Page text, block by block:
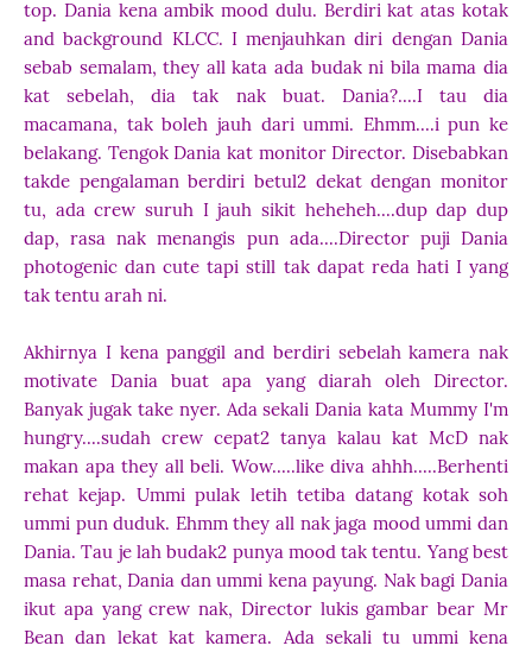
top. Dania kena ambik mood dulu. Berdiri kat atas kotak
and background KLCC. I menjauhkan diri dengan Dania
sebab semalam, they all kata ada budak ni bila mama dia
kat sebelah, dia tak nak buat. Dania?....I tau dia
macamana, tak boleh jauh dari ummi. Ehmm....i pun ke
belakang. Tengok Dania kat monitor Director. Disebabkan
takde pengalaman berdiri betul2 dekat dengan monitor
tu, ada crew suruh I jauh sikit heheheh....dup dap dup
dap, rasa nak menangis pun ada....Director puji Dania
photogenic dan cute tapi still tak dapat reda hati I yang
tak tentu arah ni.
Akhirnya I kena panggil and berdiri sebelah kamera nak
motivate Dania buat apa yang diarah oleh Director.
Banyak jugak take nyer. Ada sekali Dania kata Mummy I'm
hungry....sudah crew cepat2 tanya kalau kat McD nak
makan apa they all beli. Wow.....like diva ahhh.....Berhenti
rehat kejap. Ummi pulak letih tetiba datang kotak soh
ummi pun duduk. Ehmm they all nak jaga mood ummi dan
Dania. Tau je lah budak2 punya mood tak tentu. Yang best
masa rehat, Dania dan ummi kena payung. Nak bagi Dania
ikut apa yang crew nak, Director lukis gambar bear Mr
Bean dan lekat kat kamera. Ada sekali tu ummi kena